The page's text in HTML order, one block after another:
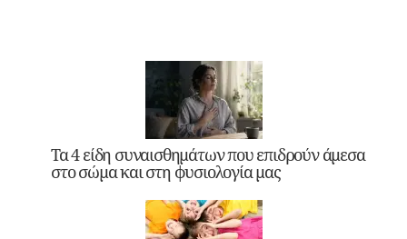
Τα 4 είδη συναισθημάτων που επιδρούν άμεσα
στο σώμα και στη φυσιολογία μας